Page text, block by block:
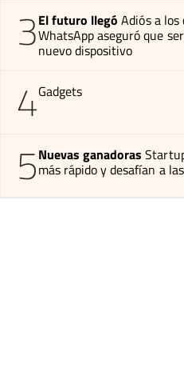
3El futuro llegó Adiós a los
WhatsApp aseguró que
nuevo dispositivo
4Gadgets
5Nuevas ganadoras
más rápido y desafían a